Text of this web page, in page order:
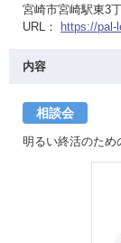
宮崎市宮崎駅東3
URL：
https://pal-
内容
相談会
明るい終活のため